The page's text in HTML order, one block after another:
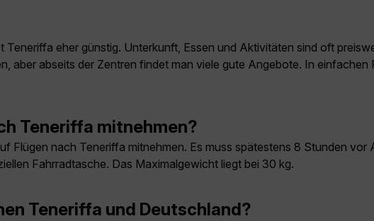
Teneriffa eher günstig. Unterkunft, Essen und Aktivitäten sind oft
aber abseits der Zentren findet man viele gute Angebote. In
Teneriffa mitnehmen?
Flügen nach Teneriffa mitnehmen. Es muss spätestens 8 Stunden
Fahrradtasche. Das Maximalgewicht liegt bei 30 kg.
Teneriffa und Deutschland?